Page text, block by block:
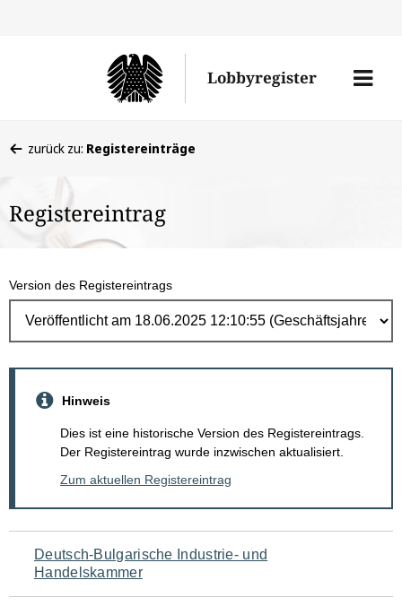
Lobbyregister
Menü
befinden
hier:
zurück zu: Registereinträge
Registereintrag
Version des Registereintrags
Hinweis
Dies ist eine historische Version des Registereintrags.
Der Registereintrag wurde inzwischen aktualisiert.
Zum aktuellen Registereintrag
Navigation
für
Deutsch-Bulgarische Industrie- und
Handelskammer